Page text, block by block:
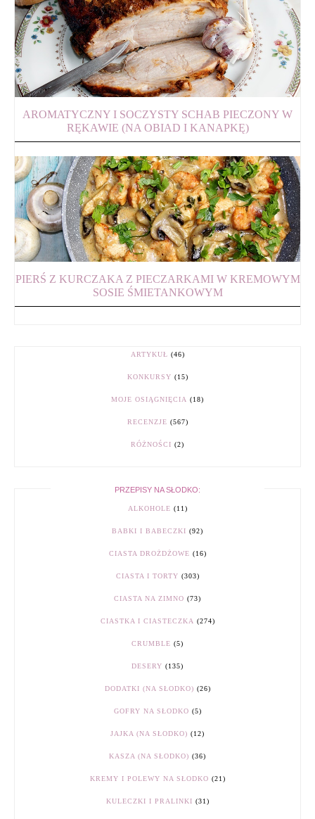
AROMATYCZNY I SOCZYSTY SCHAB PIECZONY W
RĘKAWIE (NA OBIAD I KANAPKĘ)
PIERŚ Z KURCZAKA Z PIECZARKAMI W KREMOWYM
SOSIE ŚMIETANKOWYM
ARTYKUŁ (46)
KONKURSY (15)
MOJE OSIĄGNIĘCIA (18)
RECENZJE (567)
RÓŻNOŚCI (2)
PRZEPISY NA SŁODKO:
ALKOHOLE (11)
BABKI I BABECZKI (92)
CIASTA DROŻDŻOWE (16)
CIASTA I TORTY (303)
CIASTA NA ZIMNO (73)
CIASTKA I CIASTECZKA (274)
CRUMBLE (5)
DESERY (135)
DODATKI (NA SŁODKO) (26)
GOFRY NA SŁODKO (5)
JAJKA (NA SŁODKO) (12)
KASZA (NA SŁODKO) (36)
KREMY I POLEWY NA SŁODKO (21)
KULECZKI I PRALINKI (31)